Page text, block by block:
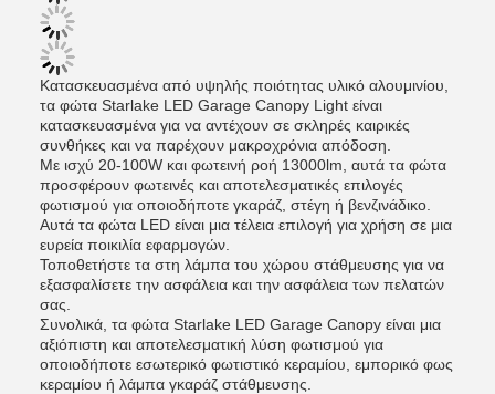
Κατασκευασμένα από υψηλής ποιότητας υλικό αλουμινίου,
τα φώτα Starlake LED Garage Canopy Light είναι
κατασκευασμένα για να αντέχουν σε σκληρές καιρικές
συνθήκες και να παρέχουν μακροχρόνια απόδοση.
Με ισχύ 20-100W και φωτεινή ροή 13000lm, αυτά τα φώτα
προσφέρουν φωτεινές και αποτελεσματικές επιλογές
φωτισμού για οποιοδήποτε γκαράζ, στέγη ή βενζινάδικο.
Αυτά τα φώτα LED είναι μια τέλεια επιλογή για χρήση σε μια
ευρεία ποικιλία εφαρμογών.
Τοποθετήστε τα στη λάμπα του χώρου στάθμευσης για να
εξασφαλίσετε την ασφάλεια και την ασφάλεια των πελατών
σας.
Συνολικά, τα φώτα Starlake LED Garage Canopy είναι μια
αξιόπιστη και αποτελεσματική λύση φωτισμού για
οποιοδήποτε εσωτερικό φωτιστικό κεραμίου, εμπορικό φως
κεραμίου ή λάμπα γκαράζ στάθμευσης.